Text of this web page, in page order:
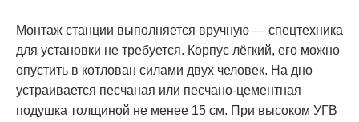
Монтаж станции выполняется вручную — спецтехника
для установки не требуется. Корпус лёгкий, его можно
опустить в котлован силами двух человек. На дно
устраивается песчаная или песчано-цементная
подушка толщиной не менее 15 см. При высоком УГВ